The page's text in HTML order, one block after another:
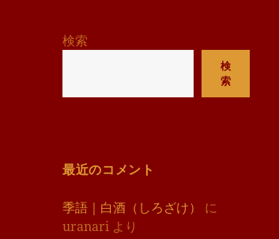
ー
検索
検
索
最近のコメント
季語｜白酒（しろざけ）
に
uranari より